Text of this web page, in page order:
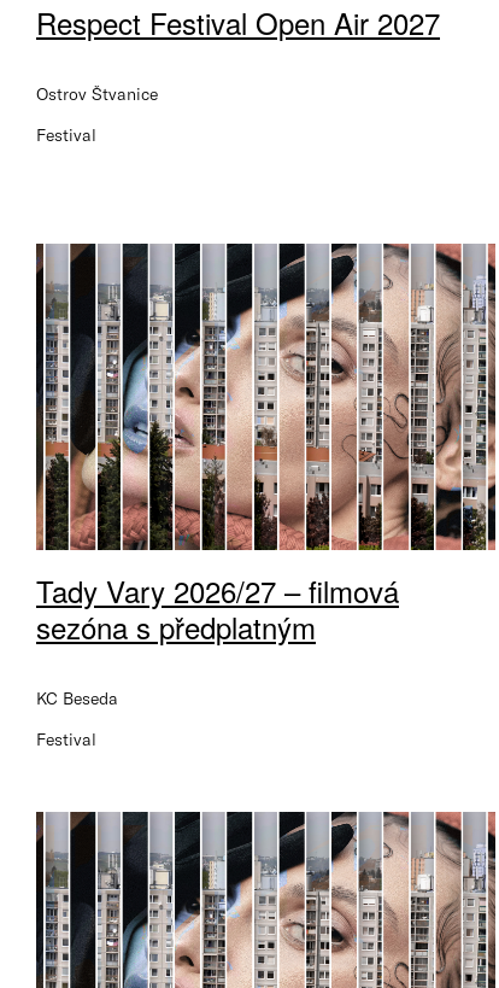
Respect Festival Open Air 2027
Ostrov Štvanice
Festival
Tady Vary 2026/27 – filmová
sezóna s předplatným
KC Beseda
Festival